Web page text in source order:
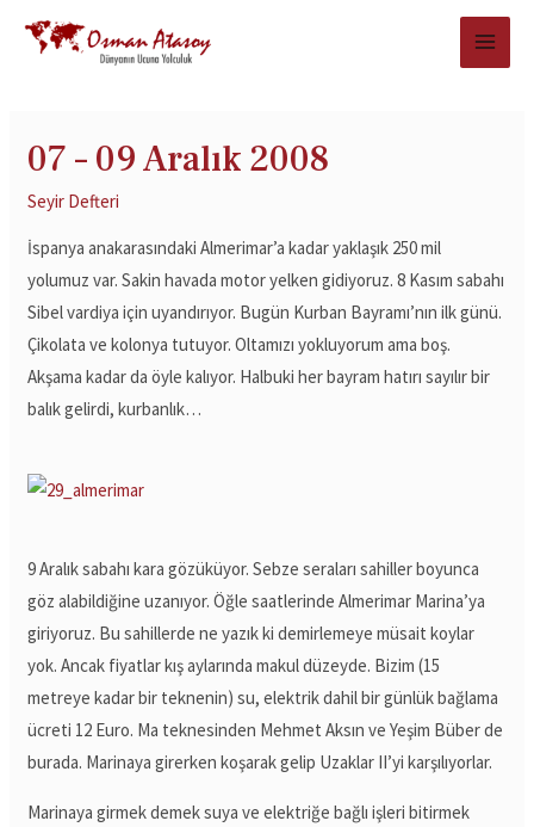
07 – 09 Aralık 2008
Seyir Defteri
İspanya anakarasındaki Almerimar’a kadar yaklaşık 250 mil
yolumuz var. Sakin havada motor yelken gidiyoruz. 8 Kasım sabahı
Sibel vardiya için uyandırıyor. Bugün Kurban Bayramı’nın ilk günü.
Çikolata ve kolonya tutuyor. Oltamızı yokluyorum ama boş.
Akşama kadar da öyle kalıyor. Halbuki her bayram hatırı sayılır bir
balık gelirdi, kurbanlık…
9 Aralık sabahı kara gözüküyor. Sebze seraları sahiller boyunca
göz alabildiğine uzanıyor. Öğle saatlerinde Almerimar Marina’ya
giriyoruz. Bu sahillerde ne yazık ki demirlemeye müsait koylar
yok. Ancak fiyatlar kış aylarında makul düzeyde. Bizim (15
metreye kadar bir teknenin) su, elektrik dahil bir günlük bağlama
ücreti 12 Euro. Ma teknesinden Mehmet Aksın ve Yeşim Büber de
burada. Marinaya girerken koşarak gelip Uzaklar II’yi karşılıyorlar.
Marinaya girmek demek suya ve elektriğe bağlı işleri bitirmek